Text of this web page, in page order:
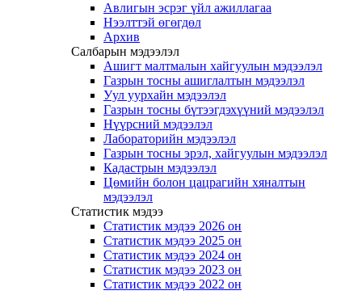
Авлигын эсрэг үйл ажиллагаа
Нээлттэй өгөгдөл
Архив
Салбарын мэдээлэл
Ашигт малтмалын хайгуулын мэдээлэл
Газрын тосны ашиглалтын мэдээлэл
Уул уурхайн мэдээлэл
Газрын тосны бүтээгдэхүүний мэдээлэл
Нүүрсний мэдээлэл
Лабораторийн мэдээлэл
Газрын тосны эрэл, хайгуулын мэдээлэл
Кадастрын мэдээлэл
Цөмийн болон цацрагийн хяналтын
мэдээлэл
Статистик мэдээ
Статистик мэдээ 2026 он
Статистик мэдээ 2025 он
Статистик мэдээ 2024 он
Статистик мэдээ 2023 он
Статистик мэдээ 2022 он